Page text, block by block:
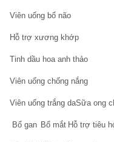
Hỗ trợ chống thâm
Thành phần của son
Chiết xuất từ tinh dầu
Đối tượng sử dụng
Sản phẩm dùng cho mọi
Viên uống bổ não
Hỗ trợ xương khớp
Tinh dầu hoa anh thảo
Viên uống chống nắng
Viên uống trắng daSữa ong
Bổ gan Bổ mắt Hỗ trợ tiêu